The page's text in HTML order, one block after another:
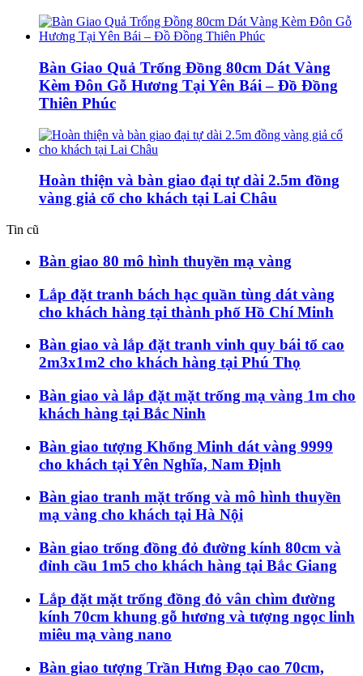
Bàn Giao Quả Trống Đồng 80cm Dát Vàng
Kèm Đôn Gỗ Hương Tại Yên Bái – Đồ Đồng
Thiên Phúc
Hoàn thiện và bàn giao đại tự dài 2.5m đồng
vàng giả cổ cho khách tại Lai Châu
Tin cũ
Bàn giao 80 mô hình thuyền mạ vàng
Lắp đặt tranh bách hạc quần tùng dát vàng
cho khách hàng tại thành phố Hồ Chí Minh
Bàn giao và lắp đặt tranh vinh quy bái tổ cao
2m3x1m2 cho khách hàng tại Phú Thọ
Bàn giao và lắp đặt mặt trống mạ vàng 1m cho
khách hàng tại Bắc Ninh
Bàn giao tượng Khổng Minh dát vàng 9999
cho khách tại Yên Nghĩa, Nam Định
Bàn giao tranh mặt trống và mô hình thuyền
mạ vàng cho khách tại Hà Nội
Bàn giao trống đồng đỏ đường kính 80cm và
đỉnh cầu 1m5 cho khách hàng tại Bắc Giang
Lắp đặt mặt trống đồng đỏ vân chìm đường
kính 70cm khung gỗ hương và tượng ngọc linh
miêu mạ vàng nano
Bàn giao tượng Trần Hưng Đạo cao 70cm,